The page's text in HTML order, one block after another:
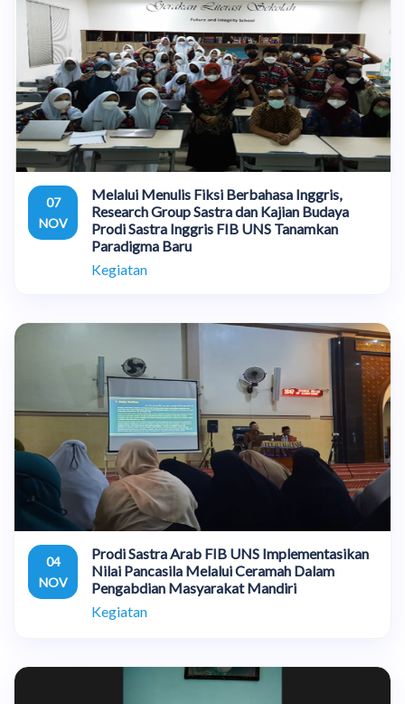
07
NOV
Melalui Menulis Fiksi Berbahasa Inggris,
Research Group Sastra dan Kajian Budaya
Prodi Sastra Inggris FIB UNS Tanamkan
Paradigma Baru
Kegiatan
04
NOV
Prodi Sastra Arab FIB UNS Implementasikan
Nilai Pancasila Melalui Ceramah Dalam
Pengabdian Masyarakat Mandiri
Kegiatan